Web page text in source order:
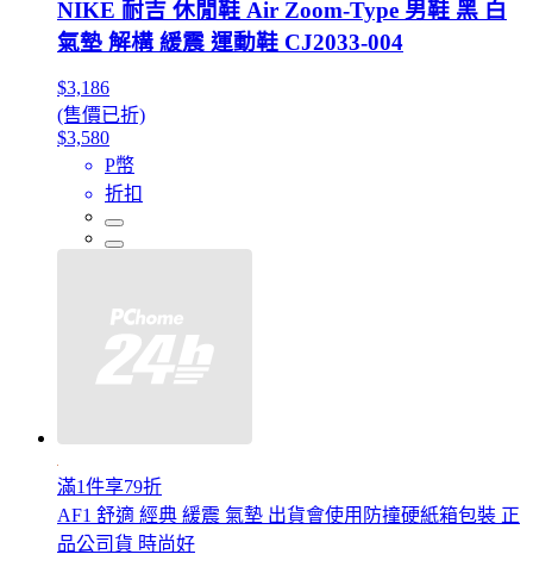
NIKE 耐吉 休閒鞋 Air Zoom-Type 男鞋 黑 白
氣墊 解構 緩震 運動鞋 CJ2033-004
$3,186
(售價已折)
$3,580
P幣
折扣
滿1件享79折
AF1 舒適 經典 緩震 氣墊 出貨會使用防撞硬紙箱包裝 正
品公司貨 時尚好